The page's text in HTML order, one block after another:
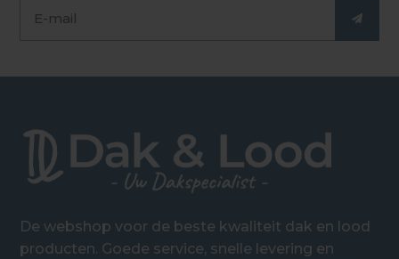
De webshop voor de beste kwaliteit dak en lood
producten. Goede service, snelle levering en